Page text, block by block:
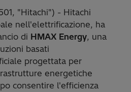
"Hitachi") - Hitachi
nell'elettrificazione, ha
di HMAX Energy, una
basati
progettata per
energetiche
consentire l'efficienza